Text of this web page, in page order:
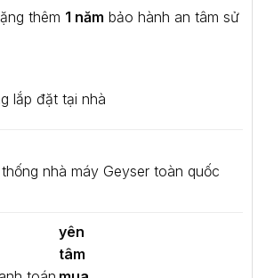
thêm 1 năm bảo hành an tâm sử
lắp đặt tại nhà
nhà máy Geyser toàn quốc
yên
tâm